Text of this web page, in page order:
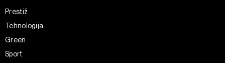
Prestiž
Tehnologija
Green
Sport